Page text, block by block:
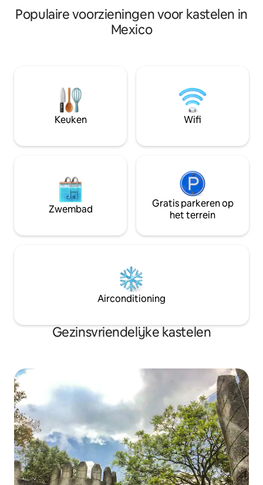
15 minuten van
Populaire voorzieningen voor kastelen in
Mexico
Keuken Wifi
Zwembad
Gratis parkeren op
het terrein
Airconditioning
Gezinsvriendelijke kastelen